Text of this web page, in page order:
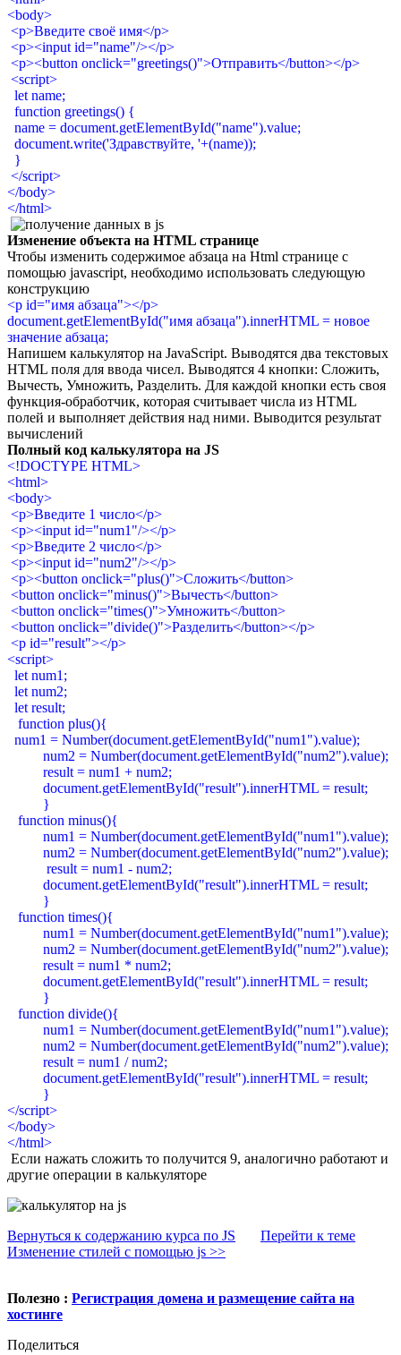
<body>
<p>Введите своё имя</p>
<p><input id="name"/></p>
<p><button onclick="greetings()">Отправить</button></p>
<script>
let name;
function greetings() {
name = document.getElementById("name").value;
document.write('Здравствуйте, '+(name));
}
</script>
</body>
</html>
Изменение объекта на HTML странице
Чтобы изменить содержимое абзаца на Html странице с
помощью javascript, необходимо использовать следующую
конструкцию
<p id="имя абзаца"></p>
document.getElementById("имя абзаца").innerHTML = новое
значение абзаца;
Напишем калькулятор на JavaScript. Выводятся два текстовых
HTML поля для ввода чисел. Выводятся 4 кнопки: Сложить,
Вычесть, Умножить, Разделить. Для каждой кнопки есть своя
функция-обработчик, которая считывает числа из HTML
полей и выполняет действия над ними. Выводится результат
вычислений
Полный код калькулятора на JS
<!DOCTYPE HTML>
<html>
<body>
<p>Введите 1 число</p>
<p><input id="num1"/></p>
<p>Введите 2 число</p>
<p><input id="num2"/></p>
<p><button onclick="plus()">Сложить</button>
<button onclick="minus()">Вычесть</button>
<button onclick="times()">Умножить</button>
<button onclick="divide()">Разделить</button></p>
<p id="result"></p>
<script>
let num1;
let num2;
let result;
function plus(){
num1 = Number(document.getElementById("num1").value);
num2 = Number(document.getElementById("num2").value);
result = num1 + num2;
document.getElementById("result").innerHTML = result;
}
function minus(){
num1 = Number(document.getElementById("num1").value);
num2 = Number(document.getElementById("num2").value);
result = num1 - num2;
document.getElementById("result").innerHTML = result;
}
function times(){
num1 = Number(document.getElementById("num1").value);
num2 = Number(document.getElementById("num2").value);
result = num1 * num2;
document.getElementById("result").innerHTML = result;
}
function divide(){
num1 = Number(document.getElementById("num1").value);
num2 = Number(document.getElementById("num2").value);
result = num1 / num2;
document.getElementById("result").innerHTML = result;
}
</script>
</body>
</html>
Если нажать сложить то получится 9, аналогично работают и
другие операции в калькуляторе
Вернуться к содержанию курса по JS
Перейти к теме
Изменение стилей с помощью js >>
Полезно : Регистрация домена и размещение сайта на
хостинге
Поделиться